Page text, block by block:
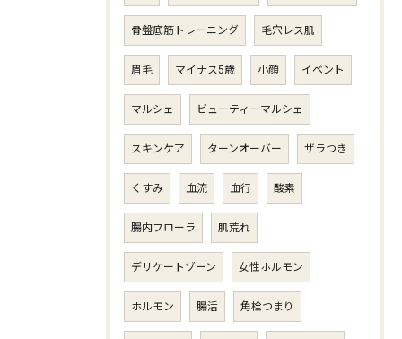
骨盤底筋トレーニング 毛穴レス肌
眉毛 マイナス5歳 小顔 イベント
マルシェ ビューティーマルシェ
スキンケア ターンオーバー ザラつき
くすみ 血流 血行 酸素
腸内フローラ 肌荒れ
デリケートゾーン 女性ホルモン
ホルモン 腸活 角栓つまり